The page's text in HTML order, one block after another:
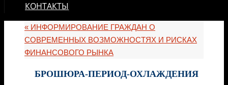
КОНТАКТЫ
« ИНФОРМИРОВАНИЕ ГРАЖДАН О
СОВРЕМЕННЫХ ВОЗМОЖНОСТЯХ И РИСКАХ
ФИНАНСОВОГО РЫНКА
БРОШЮРА-ПЕРИОД-ОХЛАЖДЕНИЯ